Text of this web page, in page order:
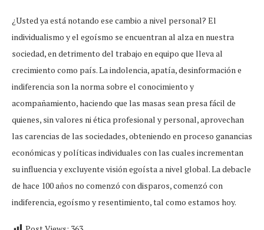
¿Usted ya está notando ese cambio a nivel personal? El
individualismo y el egoísmo se encuentran al alza en nuestra
sociedad, en detrimento del trabajo en equipo que lleva al
crecimiento como país. La indolencia, apatía, desinformación e
indiferencia son la norma sobre el conocimiento y
acompañamiento, haciendo que las masas sean presa fácil de
quienes, sin valores ni ética profesional y personal, aprovechan
las carencias de las sociedades, obteniendo en proceso ganancias
económicas y políticas individuales con las cuales incrementan
su influencia y excluyente visión egoísta a nivel global. La debacle
de hace 100 años no comenzó con disparos, comenzó con
indiferencia, egoísmo y resentimiento, tal como estamos hoy.